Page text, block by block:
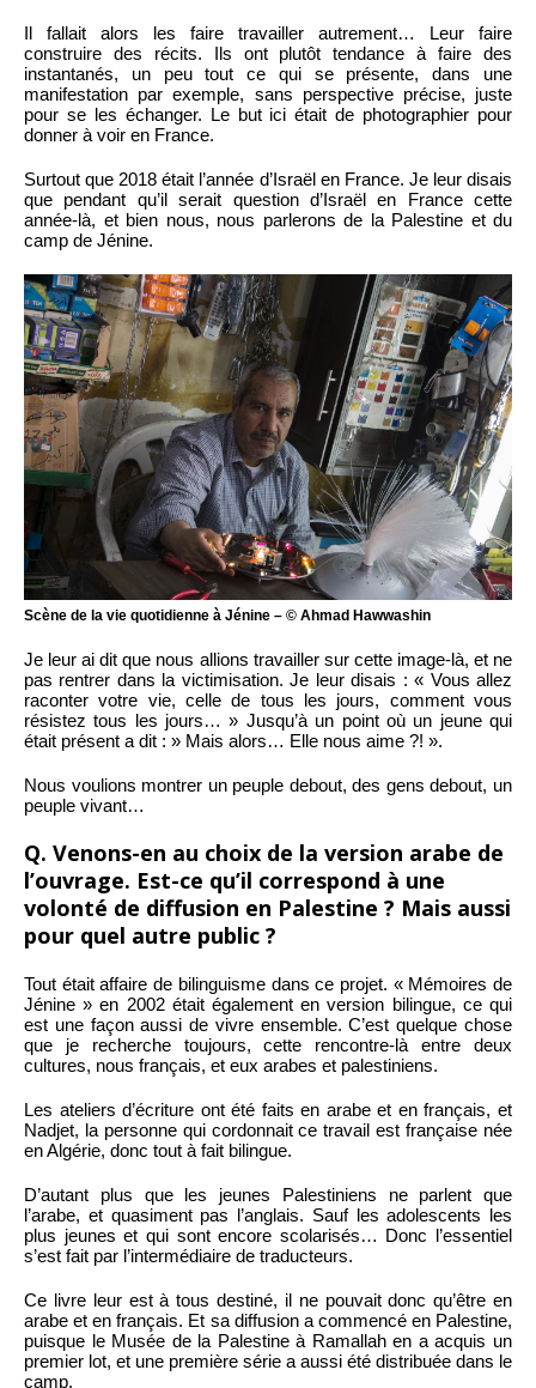
Il fallait alors les faire travailler autrement… Leur faire
construire des récits. Ils ont plutôt tendance à faire des
instantanés, un peu tout ce qui se présente, dans une
manifestation par exemple, sans perspective précise, juste
pour se les échanger. Le but ici était de photographier pour
donner à voir en France.
Surtout que 2018 était l’année d’Israël en France. Je leur disais
que pendant qu’il serait question d’Israël en France cette
année-là, et bien nous, nous parlerons de la Palestine et du
camp de Jénine.
Scène de la vie quotidienne à Jénine – © Ahmad Hawwashin
Je leur ai dit que nous allions travailler sur cette image-là, et ne
pas rentrer dans la victimisation. Je leur disais : « Vous allez
raconter votre vie, celle de tous les jours, comment vous
résistez tous les jours… » Jusqu’à un point où un jeune qui
était présent a dit : » Mais alors… Elle nous aime ?! ».
Nous voulions montrer un peuple debout, des gens debout, un
peuple vivant…
Q. Venons-en au choix de la version arabe de
l’ouvrage. Est-ce qu’il correspond à une
volonté de diffusion en Palestine ? Mais aussi
pour quel autre public ?
Tout était affaire de bilinguisme dans ce projet. « Mémoires de
Jénine » en 2002 était également en version bilingue, ce qui
est une façon aussi de vivre ensemble. C’est quelque chose
que je recherche toujours, cette rencontre-là entre deux
cultures, nous français, et eux arabes et palestiniens.
Les ateliers d’écriture ont été faits en arabe et en français, et
Nadjet, la personne qui cordonnait ce travail est française née
en Algérie, donc tout à fait bilingue.
D’autant plus que les jeunes Palestiniens ne parlent que
l’arabe, et quasiment pas l’anglais. Sauf les adolescents les
plus jeunes et qui sont encore scolarisés… Donc l’essentiel
s’est fait par l’intermédiaire de traducteurs.
Ce livre leur est à tous destiné, il ne pouvait donc qu’être en
arabe et en français. Et sa diffusion a commencé en Palestine,
puisque le Musée de la Palestine à Ramallah en a acquis un
premier lot, et une première série a aussi été distribuée dans le
camp.